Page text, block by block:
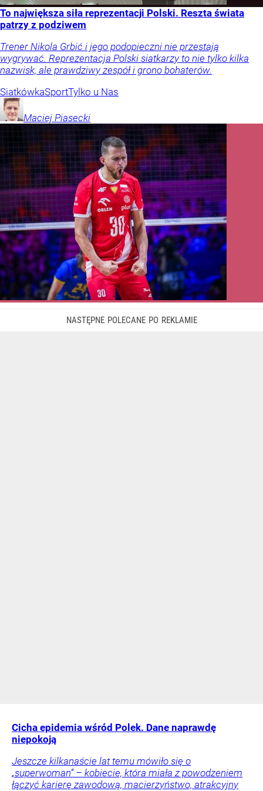
To największa siła reprezentacji Polski. Reszta świata
patrzy z podziwem
Trener Nikola Grbić i jego podopieczni nie przestają
wygrywać. Reprezentacja Polski siatkarzy to nie tylko kilka
nazwisk, ale prawdziwy zespół i grono bohaterów.
SiatkówkaSportTylko u Nas
Maciej Piasecki
Cicha epidemia wśród Polek. Dane naprawdę
niepokoją
Jeszcze kilkanaście lat temu mówiło się o
„superwoman” – kobiecie, która miała z powodzeniem
łączyć karierę zawodową, macierzyństwo, atrakcyjny